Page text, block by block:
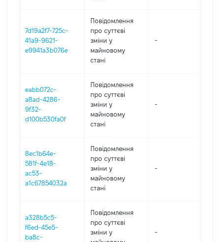
7d19a2f7-725c-
41a9-9621-
e9941a3b076e
Повідомлення
про суттєві
зміни y
майновому
стані
-
eabb072c-
a8ad-4286-
9f32-
d100b530fa0f
Повідомлення
про суттєві
зміни y
майновому
стані
-
8ec1b64e-
581f-4e18-
ac53-
a1c67854032a
Повідомлення
про суттєві
зміни y
майновому
стані
-
a328b5c5-
f6ed-45e5-
ba8c-
Повідомлення
про суттєві
зміни y
-